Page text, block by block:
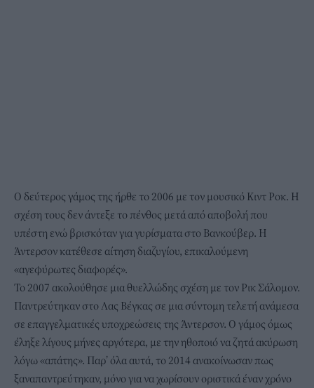
Ο δεύτερος γάμος της ήρθε το 2006 με τον μουσικό Κιντ Ροκ. Η
σχέση τους δεν άντεξε το πένθος μετά από αποβολή που
υπέστη ενώ βρισκόταν για γυρίσματα στο Βανκούβερ. Η
Άντερσον κατέθεσε αίτηση διαζυγίου, επικαλούμενη
«αγεφύρωτες διαφορές».
Το 2007 ακολούθησε μια θυελλώδης σχέση με τον Ρικ Σάλομον.
Παντρεύτηκαν στο Λας Βέγκας σε μια σύντομη τελετή ανάμεσα
σε επαγγελματικές υποχρεώσεις της Άντερσον. Ο γάμος όμως
έληξε λίγους μήνες αργότερα, με την ηθοποιό να ζητά ακύρωση
λόγω «απάτης». Παρ’ όλα αυτά, το 2014 ανακοίνωσαν πως
ξαναπαντρεύτηκαν, μόνο για να χωρίσουν οριστικά έναν χρόνο